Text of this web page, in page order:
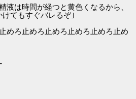
液は時間が経つと黄色くなるから、
てもすぐバレるぞ｣
めろ止めろ止めろ止めろ止めろ止め